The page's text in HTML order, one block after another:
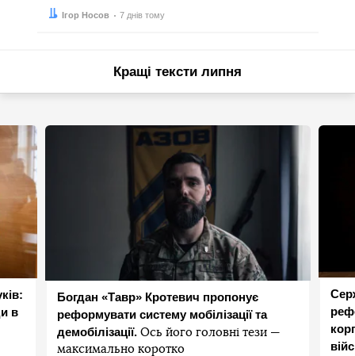
Автор:
Ігор Носов
Дата: 7 днів тому
Кращі тексти липня
в
Богдан «Тавр» Кротевич пропонує
реформувати систему мобілізації та
демобілізації. Ось його головні тези —
максимально коротко